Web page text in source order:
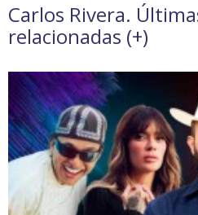
Carlos Rivera.
relacionadas (+)